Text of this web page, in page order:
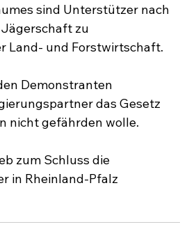
sind Unterstützer nach
zu
Land- und Forstwirtschaft.
Demonstranten
das Gesetz
nicht gefährden wolle.
zum Schluss die
in Rheinland-Pfalz